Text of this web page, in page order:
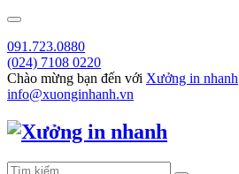
091.723.0880
(024) 7108 0220
Chào mừng bạn đến với Xưởng in nhanh
info@xuonginhanh.vn